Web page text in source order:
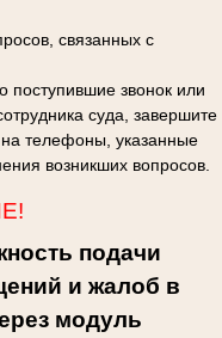
связанных с
поступившие звонок или
суда, завершите
на телефоны, указанные
возникших вопросов.
подачи
и жалоб в
модуль